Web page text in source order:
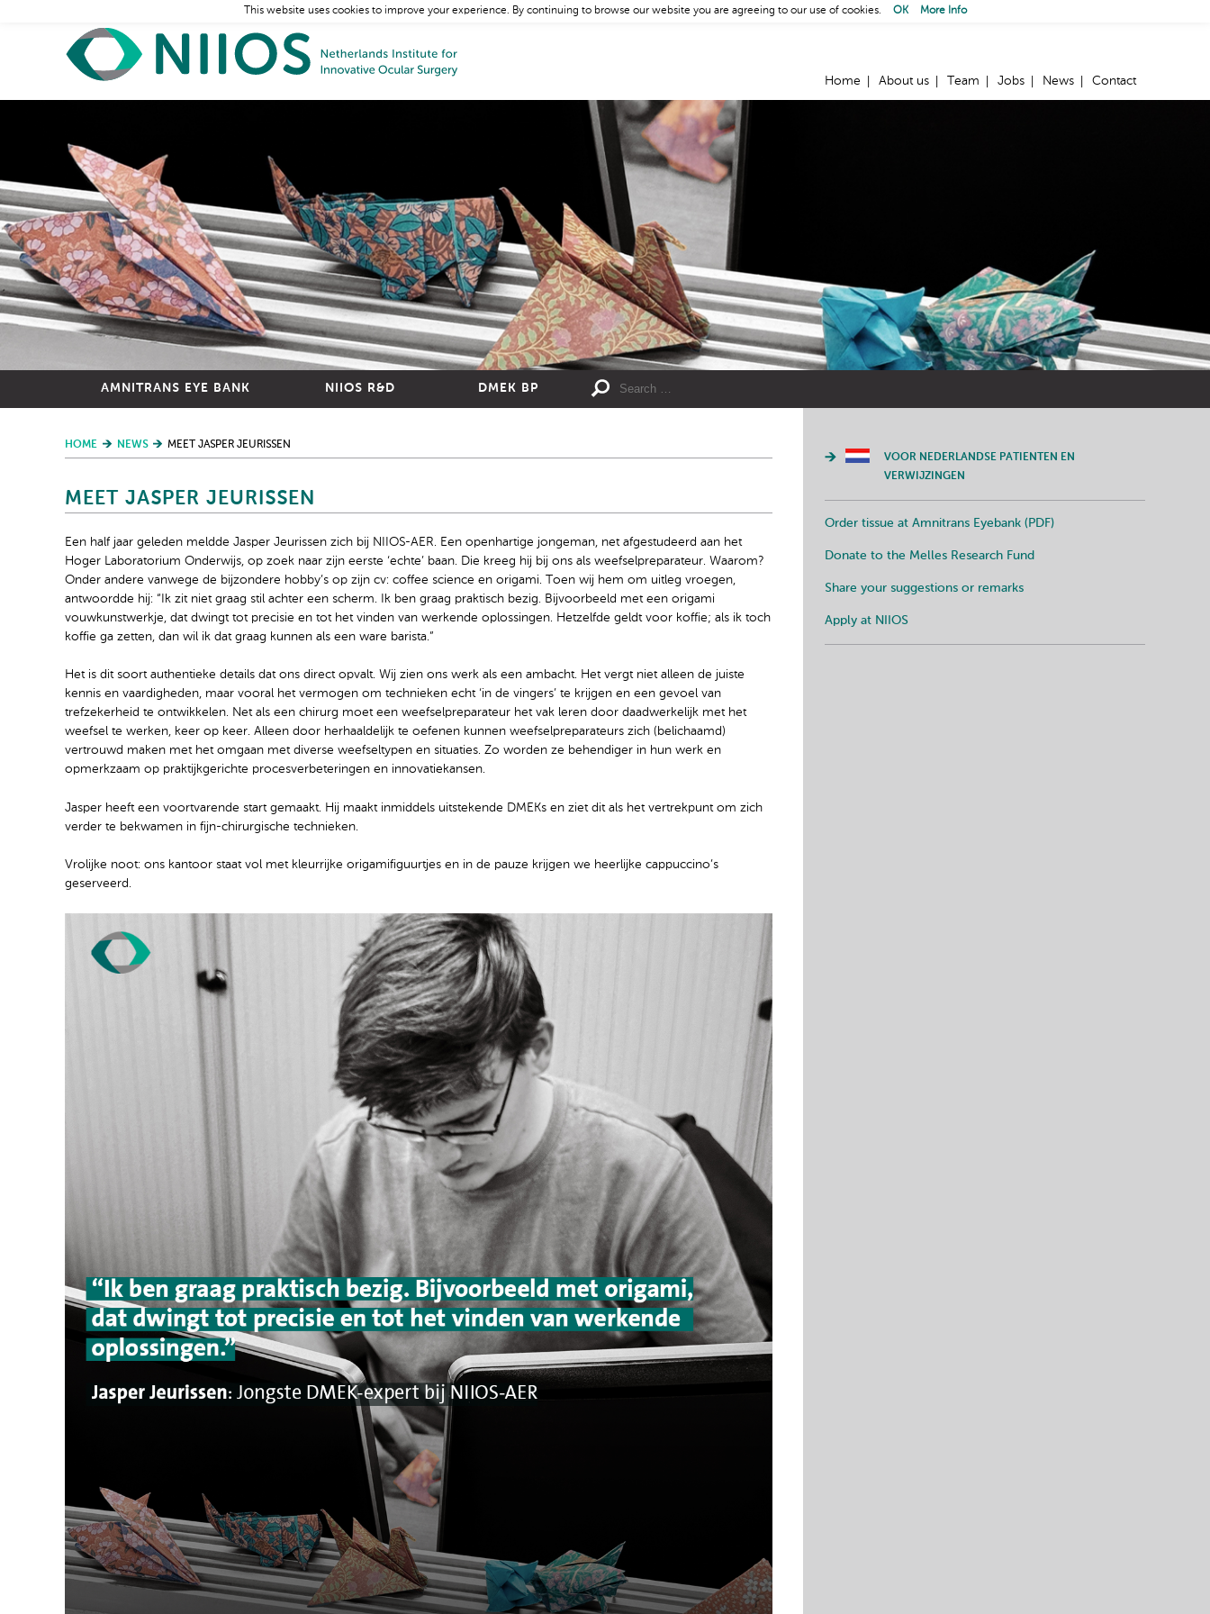
Home About us Team Jobs News Contact
AMNITRANS EYE BANK NIIOS R&D DMEK BP
HOME NEWS MEET JASPER JEURISSEN
MEET JASPER JEURISSEN
Een half jaar geleden meldde Jasper Jeurissen zich bij NIIOS-AER. Een openhartige jongeman, net afgestudeerd aan het
Hoger Laboratorium Onderwijs, op zoek naar zijn eerste ‘echte’ baan. Die kreeg hij bij ons als weefselpreparateur. Waarom?
Onder andere vanwege de bijzondere hobby’s op zijn cv: coffee science en origami. Toen wij hem om uitleg vroegen,
antwoordde hij: “Ik zit niet graag stil achter een scherm. Ik ben graag praktisch bezig. Bijvoorbeeld met een origami
vouwkunstwerkje, dat dwingt tot precisie en tot het vinden van werkende oplossingen. Hetzelfde geldt voor koffie; als ik toch
koffie ga zetten, dan wil ik dat graag kunnen als een ware barista.”
Het is dit soort authentieke details dat ons direct opvalt. Wij zien ons werk als een ambacht. Het vergt niet alleen de juiste
kennis en vaardigheden, maar vooral het vermogen om technieken echt ‘in de vingers’ te krijgen en een gevoel van
trefzekerheid te ontwikkelen. Net als een chirurg moet een weefselpreparateur het vak leren door daadwerkelijk met het
weefsel te werken, keer op keer. Alleen door herhaaldelijk te oefenen kunnen weefselpreparateurs zich (belichaamd)
vertrouwd maken met het omgaan met diverse weefseltypen en situaties. Zo worden ze behendiger in hun werk en
opmerkzaam op praktijkgerichte procesverbeteringen en innovatiekansen.
Jasper heeft een voortvarende start gemaakt. Hij maakt inmiddels uitstekende DMEKs en ziet dit als het vertrekpunt om zich
verder te bekwamen in fijn-chirurgische technieken.
Vrolijke noot: ons kantoor staat vol met kleurrijke origamifiguurtjes en in de pauze krijgen we heerlijke cappuccino’s
geserveerd.
VOOR NEDERLANDSE PATIENTEN EN
VERWIJZINGEN
Order tissue at Amnitrans Eyebank (PDF)
Donate to the Melles Research Fund
Share your suggestions or remarks
Apply at NIIOS
This website uses cookies to improve your experience. By continuing to browse our website you are agreeing to our use of cookies. OK More Info